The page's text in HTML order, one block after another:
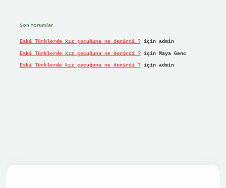
Son Yorumlar
Eski Türklerde kız çocuğuna ne denirdi ?için admin
Eski Türklerde kız çocuğuna ne denirdi ?için Maya Genc
Eski Türklerde kız çocuğuna ne denirdi ?için admin